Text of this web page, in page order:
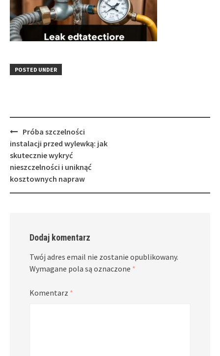
POSTED UNDER
Post
navigation
Próba szczelności
instalacji przed wylewką: jak
skutecznie wykryć
nieszczelności i uniknąć
kosztownych napraw
Dodaj komentarz
Twój adres email nie zostanie opublikowany.
Wymagane pola są oznaczone *
Komentarz *